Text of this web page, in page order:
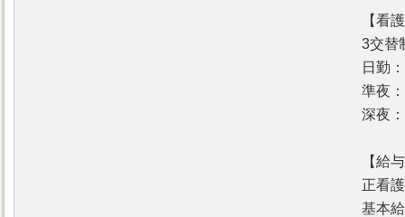
【看
3交替
日勤
準夜
深夜
【給
正看
基本